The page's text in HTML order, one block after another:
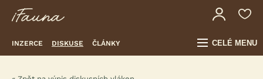
INZERCE DISKUSE ČLÁNKY CELÉ MENU